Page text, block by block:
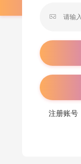
注册账号